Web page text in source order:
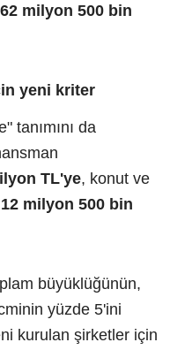
62 milyon 500 bin
yeni kriter
tanımını da
TL'ye, konut ve
12 milyon 500 bin
büyüklüğünün,
yüzde 5'ini
kurulan şirketler için